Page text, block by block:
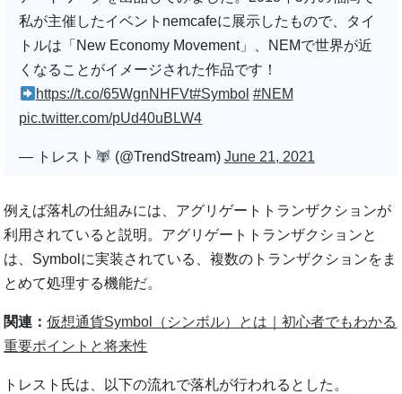
私が主催したイベントnemcafeに展示したもので、タイ
トルは「New Economy Movement」、NEMで世界が近
くなることがイメージされた作品です！
https://t.co/65WgnNHFVt#Symbol #NEM
pic.twitter.com/pUd40uBLW4
— トレスト (@TrendStream) June 21, 2021
例えば落札の仕組みには、アグリゲートトランザクションが
利用されていると説明。アグリゲートトランザクションと
は、Symbolに実装されている、複数のトランザクションをま
とめて処理する機能だ。
関連：仮想通貨Symbol（シンボル）とは｜初心者でもわかる
重要ポイントと将来性
トレスト氏は、以下の流れで落札が行われるとした。